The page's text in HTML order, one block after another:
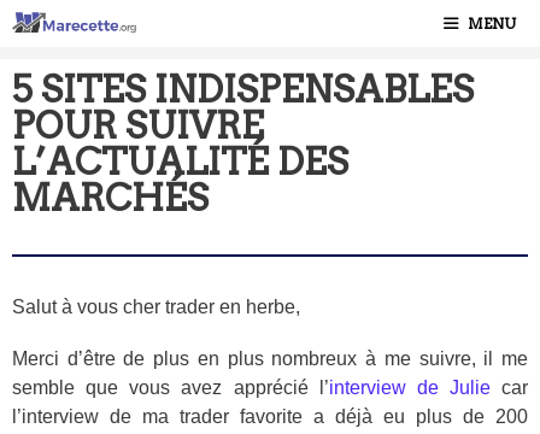
MENU
5 SITES INDISPENSABLES
POUR SUIVRE
L’ACTUALITÉ DES
MARCHÉS
Salut à vous cher trader en herbe,
Merci d’être de plus en plus nombreux à me suivre, il me
semble que vous avez apprécié l’interview de Juliecar
l’interview de ma trader favorite a déjà eu plus de 200